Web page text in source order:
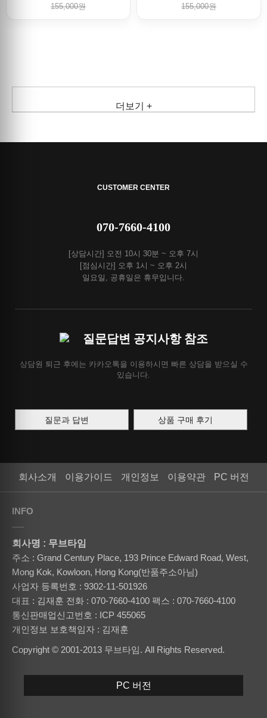
155,000원 155,000원
더보기 +
CUSTOMER CENTER
070-7660-4100
[상담시간] 오전 10시 30분 ~ 오후 7시
[점심시간] 오후 1시 ~ 오후 2시
일요일, 공휴일은 휴무입니다.
질문답변 공지사항 참조
상담원 퇴근 후에는 카카오톡을 이용하시면 빠른 상담을 받으실 수
있습니다.
질문과 답변 상품 구매 후기
회사소개 이용가이드 개인정보 이용약관 PC 버전
INFO
회사명 : 무브타임
주소 : Grand Century Place, 193 Prince Edward Road, West,
Mong Kok, Kowloon, Hong Kong(반품주소아님)
사업자 등록번호 : 9302-11-501926
대표 : 김재훈 전화 : 070-7660-4100 팩스 : 070-7660-4100
통신판매업신고번호 : ICP 455065
개인정보 보호책임자 : 김재훈
Copyright © 2001-2013 무브타임. All Rights Reserved.
PC 버전